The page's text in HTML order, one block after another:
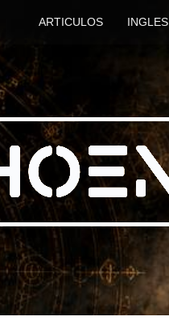
ARTICULOS INGLES